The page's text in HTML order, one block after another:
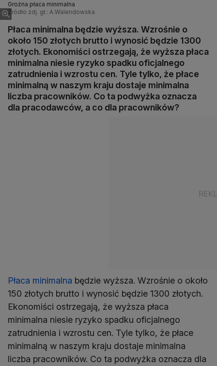
Groźna płaca minimalna
Źródło zdj. gł.: A.Walendowska
Płaca minimalna będzie wyższa. Wzrośnie o
około 150 złotych brutto i wynosić będzie 1300
złotych. Ekonomiści ostrzegają, że wyższa płaca
minimalna niesie ryzyko spadku oficjalnego
zatrudnienia i wzrostu cen. Tyle tylko, że płace
minimalną w naszym kraju dostaje minimalna
liczba pracowników. Co ta podwyżka oznacza
dla pracodawców, a co dla pracowników?
Płaca minimalna będzie wyższa. Wzrośnie o około
150 złotych brutto i wynosić będzie 1300 złotych.
Ekonomiści ostrzegają, że wyższa płaca
minimalna niesie ryzyko spadku oficjalnego
zatrudnienia i wzrostu cen. Tyle tylko, że płace
minimalną w naszym kraju dostaje minimalna
liczba pracowników. Co ta podwyżka oznacza dla